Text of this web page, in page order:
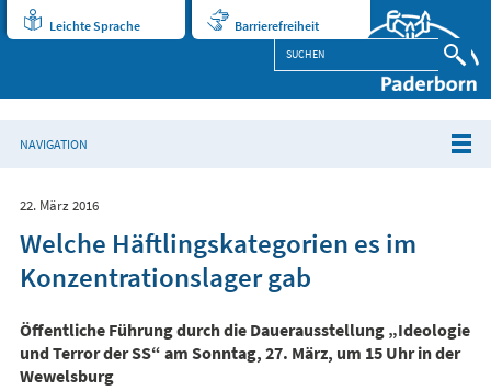
Leichte Sprache Barrierefreiheit
NAVIGATION
22. März 2016
Welche Häftlingskategorien es im
Konzentrationslager gab
Öffentliche Führung durch die Dauerausstellung „Ideologie
und Terror der SS“ am Sonntag, 27. März, um 15 Uhr in der
Wewelsburg